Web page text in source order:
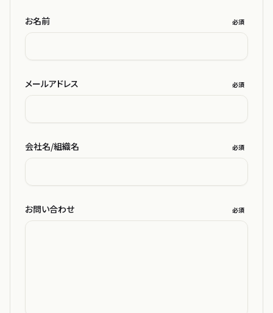
お名前 必須
メールアドレス 必須
会社名/組織名 必須
お問い合わせ 必須